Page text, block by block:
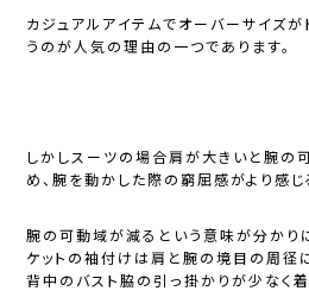
カジュアルアイテムでオーバーサイズが
うのが人気の理由の一つであります。
しかしスーツの場合肩が大きいと腕の
め、腕を動かした際の窮屈感がより感じ
腕の可動域が減るという意味が分かり
ケットの袖付けは肩と腕の境目の周径
背中のバスト脇の引っ掛かりが少なく